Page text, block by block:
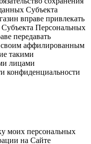
Субъекта
вправе привлекать
Персональных
передавать
своим аффилированным
такими
лицами
конфиденциальности
моих персональных
на Сайте